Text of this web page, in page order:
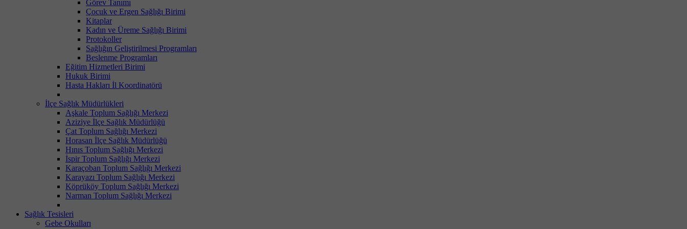
Görev Tanımı
Çocuk ve Ergen Sağlığı Birimi
Kitaplar
Kadın ve Üreme Sağlığı Birimi
Protokoller
Sağlığın Geliştirilmesi Programları
Beslenme Programları
Eğitim Hizmetleri Birimi
Hukuk Birimi
Hasta Hakları İl Koordinatörü
İlçe Sağlık Müdürlükleri
Aşkale Toplum Sağlığı Merkezi
Aziziye İlçe Sağlık Müdürlüğü
Çat Toplum Sağlığı Merkezi
Horasan İlçe Sağlık Müdürlüğü
Hınıs Toplum Sağlığı Merkezi
İspir Toplum Sağlığı Merkezi
Karaçoban Toplum Sağlığı Merkezi
Karayazı Toplum Sağlığı Merkezi
Köprüköy Toplum Sağlığı Merkezi
Narman Toplum Sağlığı Merkezi
Sağlık Tesisleri
Gebe Okulları